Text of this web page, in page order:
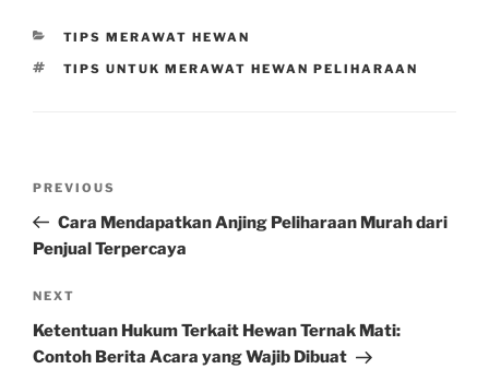
CATEGORIES
TIPS MERAWAT HEWAN
TAGS
TIPS UNTUK MERAWAT HEWAN PELIHARAAN
Previous
Post
PREVIOUS
Cara Mendapatkan Anjing Peliharaan Murah dari
Penjual Terpercaya
Next
Post
NEXT
Ketentuan Hukum Terkait Hewan Ternak Mati:
Contoh Berita Acara yang Wajib Dibuat